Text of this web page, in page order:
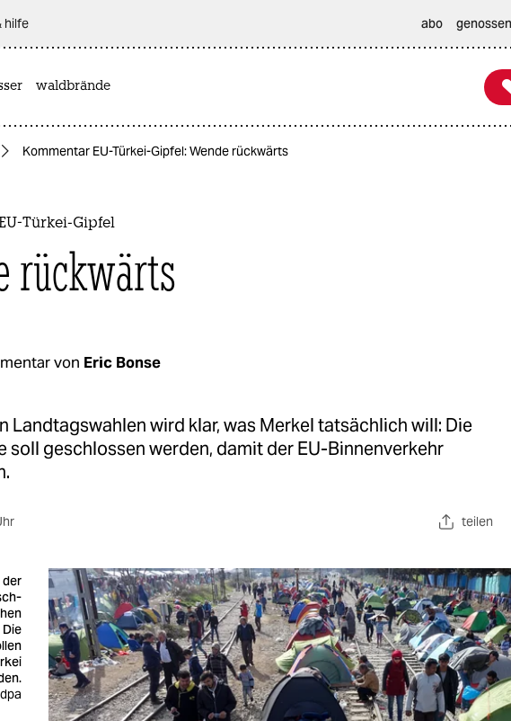
hilfe abo
waldbrände
Kommentar EU-Türkei-Gipfel: Wende rückwärts
Türkei-Gipfel
rückwärts
von Eric Bonse
Landtagswahlen wird klar, was Merkel tatsächlich will: Die
soll geschlossen werden, damit der EU-Binnenverkehr
teilen
der
Die